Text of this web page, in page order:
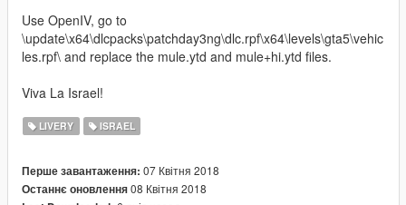
Use OpenIV, go to
\update\x64\dlcpacks\patchday3ng\dlc.rpf\x64\levels\gta5\vehic
les.rpf\ and replace the mule.ytd and mule+hi.ytd files.
Viva La Israel!
LIVERY ISRAEL
Перше завантаження: 07 Квітня 2018
Останнє оновлення08 Квітня 2018